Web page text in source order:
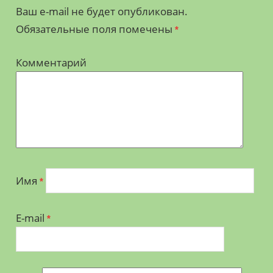
Ваш e-mail не будет опубликован.
Обязательные поля помечены *
Комментарий
Имя *
E-mail *